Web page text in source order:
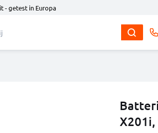
- getest in Europa
X201i,